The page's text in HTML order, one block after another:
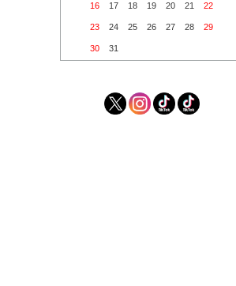
16 17 18 19 20 21 22
23 24 25 26 27 28 29
30 31